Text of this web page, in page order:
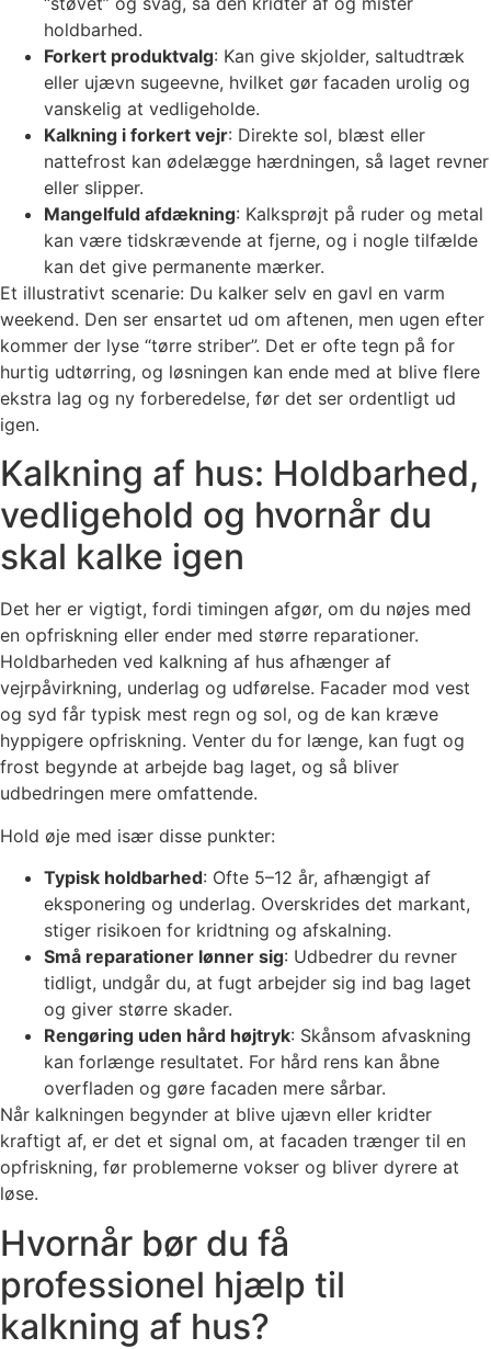
holdbarhed.
Forkert produktvalg: Kan give skjolder, saltudtræk
eller ujævn sugeevne, hvilket gør facaden urolig og
vanskelig at vedligeholde.
Kalkning i forkert vejr: Direkte sol, blæst eller
nattefrost kan ødelægge hærdningen, så laget revner
eller slipper.
Mangelfuld afdækning: Kalksprøjt på ruder og metal
kan være tidskrævende at fjerne, og i nogle tilfælde
kan det give permanente mærker.
Et illustrativt scenarie: Du kalker selv en gavl en varm
weekend. Den ser ensartet ud om aftenen, men ugen efter
kommer der lyse “tørre striber”. Det er ofte tegn på for
hurtig udtørring, og løsningen kan ende med at blive flere
ekstra lag og ny forberedelse, før det ser ordentligt ud
igen.
Kalkning af hus: Holdbarhed,
vedligehold og hvornår du
skal kalke igen
Det her er vigtigt, fordi timingen afgør, om du nøjes med
en opfriskning eller ender med større reparationer.
Holdbarheden ved kalkning af hus afhænger af
vejrpåvirkning, underlag og udførelse. Facader mod vest
og syd får typisk mest regn og sol, og de kan kræve
hyppigere opfriskning. Venter du for længe, kan fugt og
frost begynde at arbejde bag laget, og så bliver
udbedringen mere omfattende.
Hold øje med især disse punkter:
Typisk holdbarhed: Ofte 5–12 år, afhængigt af
eksponering og underlag. Overskrides det markant,
stiger risikoen for kridtning og afskalning.
Små reparationer lønner sig: Udbedrer du revner
tidligt, undgår du, at fugt arbejder sig ind bag laget
og giver større skader.
Rengøring uden hård højtryk: Skånsom afvaskning
kan forlænge resultatet. For hård rens kan åbne
overfladen og gøre facaden mere sårbar.
Når kalkningen begynder at blive ujævn eller kridter
kraftigt af, er det et signal om, at facaden trænger til en
opfriskning, før problemerne vokser og bliver dyrere at
løse.
Hvornår bør du få
professionel hjælp til
kalkning af hus?